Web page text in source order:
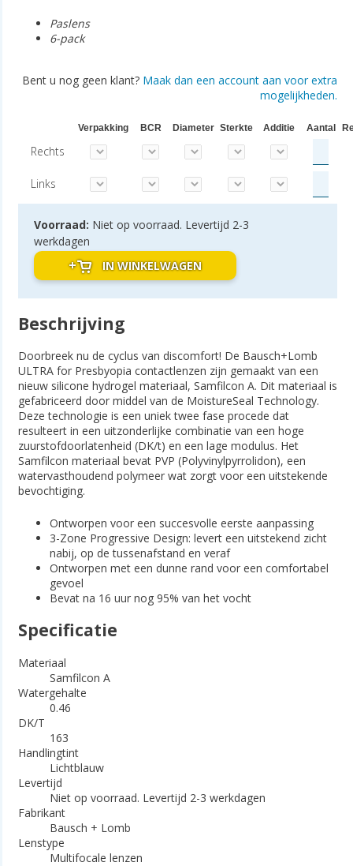
Paslens
6-pack
Bent u nog geen klant? Maak dan een account aan voor extra
mogelijkheden.
Verpakking BCR Diameter Sterkte Additie Aantal
Rechts
Links
IN WINKELWAGEN
Voorraad: Niet op voorraad. Levertijd 2-3
werkdagen
Beschrijving
Doorbreek nu de cyclus van discomfort! De Bausch+Lomb
ULTRA for Presbyopia contactlenzen zijn gemaakt van een
nieuw silicone hydrogel materiaal, Samfilcon A. Dit materiaal is
gefabriceerd door middel van de MoistureSeal Technology.
Deze technologie is een uniek twee fase procede dat
resulteert in een uitzonderlijke combinatie van een hoge
zuurstofdoorlatenheid (DK/t) en een lage modulus. Het
Samfilcon materiaal bevat PVP (Polyvinylpyrrolidon), een
watervasthoudend polymeer wat zorgt voor een uitstekende
bevochtiging.
Ontworpen voor een succesvolle eerste aanpassing
3-Zone Progressive Design: levert een uitstekend zicht
nabij, op de tussenafstand en veraf
Ontworpen met een dunne rand voor een comfortabel
gevoel
Bevat na 16 uur nog 95% van het vocht
Specificatie
Materiaal
Samfilcon A
Watergehalte
0.46
DK/T
163
Handlingtint
Lichtblauw
Levertijd
Niet op voorraad. Levertijd 2-3 werkdagen
Fabrikant
Bausch + Lomb
Lenstype
Multifocale lenzen